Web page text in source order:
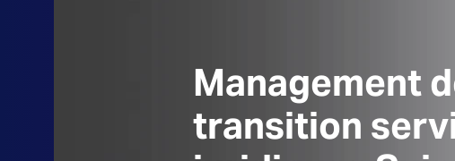
Management
transition